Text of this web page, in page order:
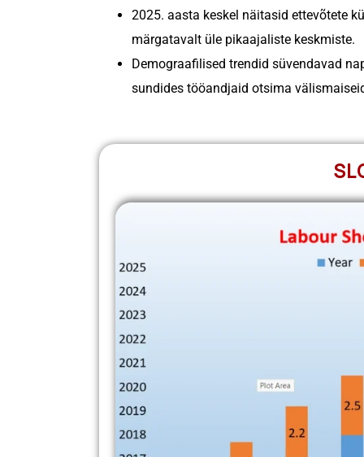
2025. aasta keskel näitasid ettevõtete
märgatavalt üle pikaajaliste keskmiste.
Demograafilised trendid süvendavad
sundides tööandjaid otsima